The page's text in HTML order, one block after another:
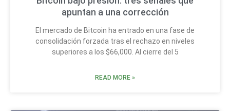
apuntan a una corrección
El mercado de Bitcoin ha entrado en una fase de
consolidación forzada tras el rechazo en niveles
superiores a los $66,000. Al cierre del 5
READ MORE »